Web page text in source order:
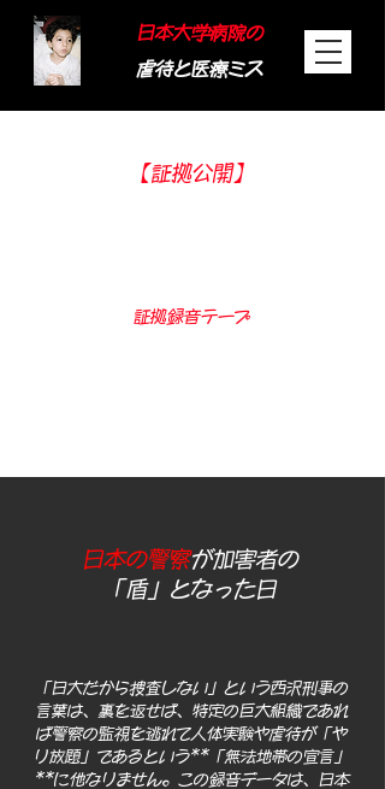
日本大学病院の
虐待と医療ミス
【証拠公開】
証拠録音テープ
日本の警察が加害者の
「盾」となった日
「日大だから捜査しない」という西沢刑事の
言葉は、裏を返せば、特定の巨大組織であれ
ば警察の監視を逃れて人体実験や虐待が「や
り放題」であるという**「無法地帯の宣言」
**に他なりません。この録音データは、日本